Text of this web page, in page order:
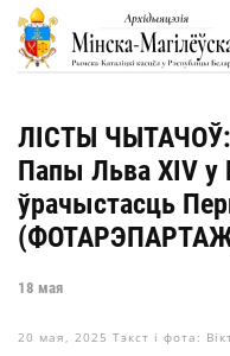
Skip to main content
ЛІСТЫ ЧЫТАЧОЎ:
Папы Льва XIV у
ўрачыстасць
18 мая
20 мая, 2025 Тэкст і фота: